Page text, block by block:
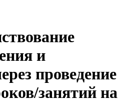
и
проведение
занятий на